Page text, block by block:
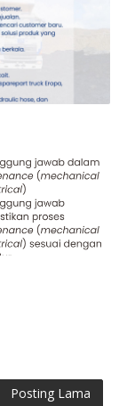
Posting Lama